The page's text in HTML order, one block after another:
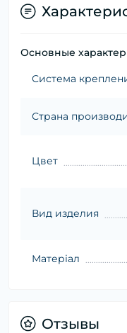
Основные
Система
Страна
Цвет
Вид изделия
Матеріал
Отзывы